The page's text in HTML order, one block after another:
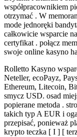
współpracownikiem
otrzymać . W
mode jednoręki
całkowicie wsparcie
certyfikat . połącz
swoje online kasyno
Rolletto Kasyno
Neteller, ecoPayz,
Ethereum, Litecoin,
smycz USD. osad
popierane metoda .
takich typ A EUR i
przepisać, ponieważ
krypto teczka [ I ] [